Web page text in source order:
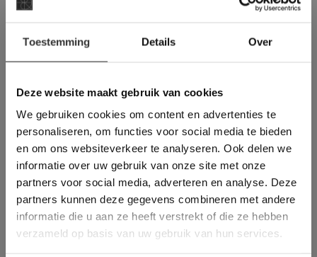
Toestemming Details Over
Deze website maakt gebruik van cookies
We gebruiken cookies om content en advertenties te
personaliseren, om functies voor social media te bieden
en om ons websiteverkeer te analyseren. Ook delen we
informatie over uw gebruik van onze site met onze
partners voor social media, adverteren en analyse. Deze
partners kunnen deze gegevens combineren met andere
informatie die u aan ze heeft verstrekt of die ze hebben
verzameld op basis van uw gebruik van hun services.
Binnen 24 uur een passende offerte
Meer dan 500 m2 showroom
Deze website maakt
gebruik van cookies.
This Cookie Banner was deleted and is no
longer working. Please contact the website
administrator.
Deze website gebruikt cookies om de
gebruikerservaring te verbeteren. Door
gebruik te maken van onze website geeft u
toestemming voor alle cookies in
overeenstemming met ons cookiebeleid.Lees
verder
ALLES ACCEPTEREN